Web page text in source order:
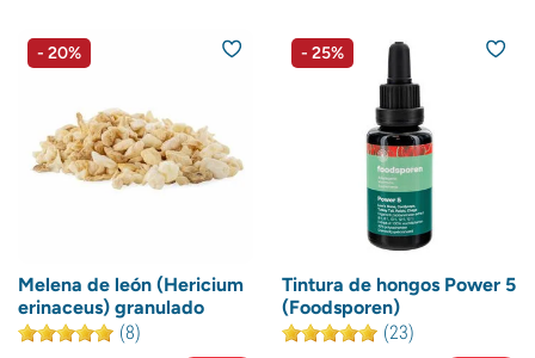
- 20%
Melena de león (Hericium
erinaceus) granulado
(8)
- 25%
Tintura de hongos Power 5
(Foodsporen)
(23)